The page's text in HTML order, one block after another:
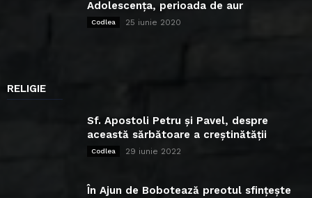
Adolescența, perioada de aur
Codlea 25 iunie 2020
RELIGIE
Sf. Apostoli Petru și Pavel, despre
această sărbătoare a creștinătății
Codlea 29 iunie 2022
În Ajun de Bobotează preotul sfințește